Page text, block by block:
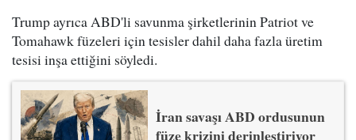
Trump ayrıca ABD'li savunma şirketlerinin Patriot ve
Tomahawk füzeleri için tesisler dahil daha fazla üretim
tesisi inşa ettiğini söyledi.
İran savaşı ABD ordusunun
füze krizini derinleştiriyor